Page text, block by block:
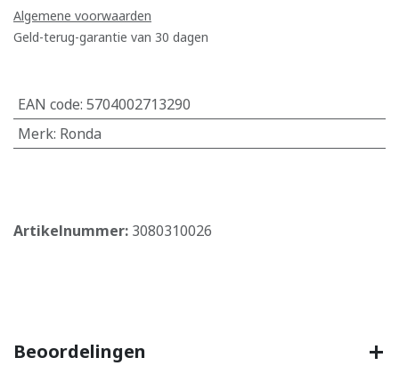
Algemene voorwaarden
Geld-terug-garantie van 30 dagen
EAN code: 5704002713290
Merk: Ronda
Artikelnummer: 3080310026
Beoordelingen